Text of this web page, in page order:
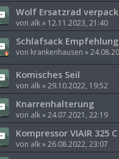
Wolf Ersatzrad
von alk» 12.11.2023, 21:40
Schlafsack Empfehlung
von krankenhausen »
Komisches Seil
von alk»29.10.2022, 19:52
Knarrenhalterung
von alk»24.07.2021, 22:19
Kompressor VIAIR 325 C
von alk»26.08.2022, 23:07